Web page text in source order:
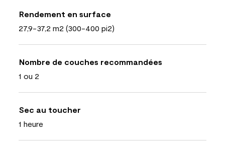
Rendement en surface
27,9-37,2 m2 (300-400 pi2)
Nombre de couches recommandées
1 ou 2
Sec au toucher
1 heure